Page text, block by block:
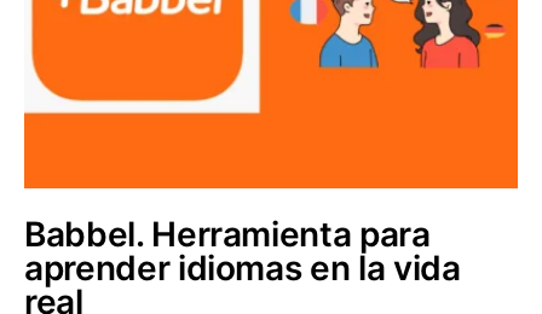
Babbel. Herramienta para
aprender idiomas en la vida
real